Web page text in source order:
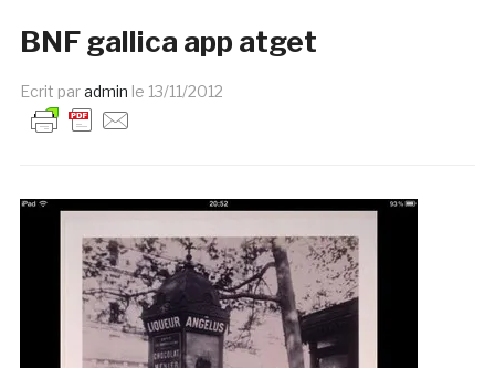
BNF gallica app atget
Ecrit paradmin le 13/11/2012